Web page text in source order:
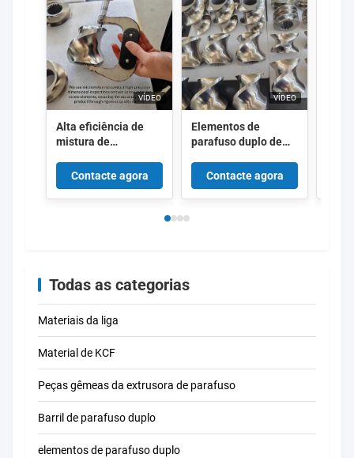
VÍDEO
Alta eficiência de
mistura de
parafuso bimetálico
de 30 mm para
desempenho durável
Contacte agora
VÍDEO
Elementos de
parafuso duplo de
resistência ao
desgaste e à
corrosão para
Contacte agora
Todas as categorias
Materiais da liga
Material de KCF
Peças gêmeas da extrusora de parafuso
Barril de parafuso duplo
elementos de parafuso duplo